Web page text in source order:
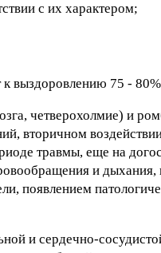
с их характером;
выздоровлению 75 -
четверохолмие) и
вторичном
травмы, еще на
и
появлением
и сердечно-